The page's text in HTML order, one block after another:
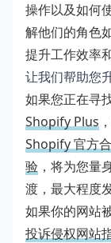
操作以及如何
解他们的角色
提升工作效率
让我们帮助您
如果您正在寻
Shopify Plus
Shopify 官方
验 ，将为您量
渡，最大程度
如果你的网站
投诉侵权网站